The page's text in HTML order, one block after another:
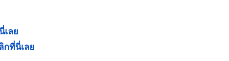
เลย
กที่นี่เลย